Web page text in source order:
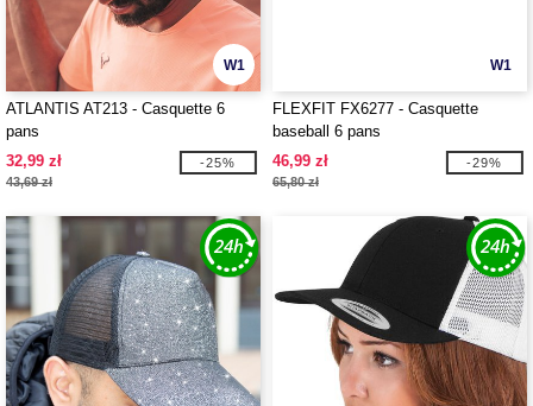
W1
ATLANTIS AT213 - Casquette 6
pans
32,99 zł
43,69 zł
-25%
W1
FLEXFIT FX6277 - Casquette
baseball 6 pans
46,99 zł
65,80 zł
-29%